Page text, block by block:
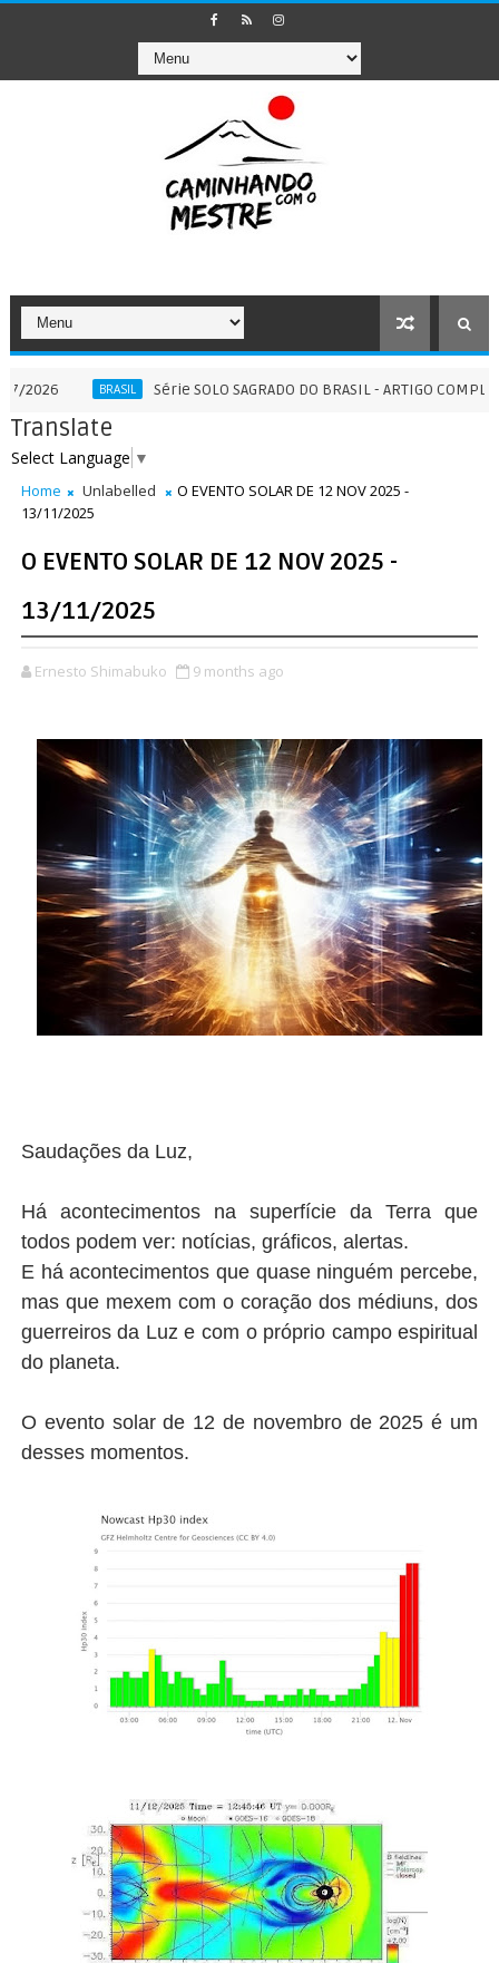
BRASIL Série SOLO SAGRADO DO BRASIL - ARTIGO
Translate
Select Language ▼
Home Unlabelled
O EVENTO SOLAR DE 12 NOV 2025 -
13/11/2025
O EVENTO SOLAR DE 12 NOV 2025 -
13/11/2025
Ernesto Shimabuko 9 months ago
Saudações da Luz,
Há acontecimentos na superfície da Terra que
todos podem ver: notícias, gráficos, alertas.
E há acontecimentos que quase ninguém percebe,
mas que mexem com o coração dos médiuns, dos
guerreiros da Luz e com o próprio campo espiritual
do planeta.
O evento solar de 12 de novembro de 2025 é um
desses momentos.